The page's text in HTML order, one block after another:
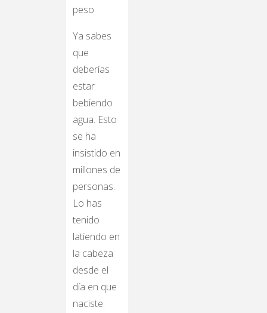
Ya sabes
que
deberías
estar
bebiendo
agua. Esto
se ha
insistido en
millones de
personas.
Lo has
tenido
latiendo en
la cabeza
desde el
día en que
naciste.